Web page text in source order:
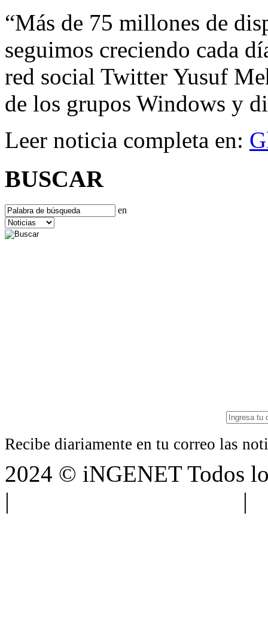
“Más de 75 millones de
seguimos creciendo cada
red social Twitter Yusuf
de los grupos Windows y
Leer noticia completa en:
BUSCAR
en
Recibe diariamente en tu correo las
2024 © iNGENET Todos
|
|